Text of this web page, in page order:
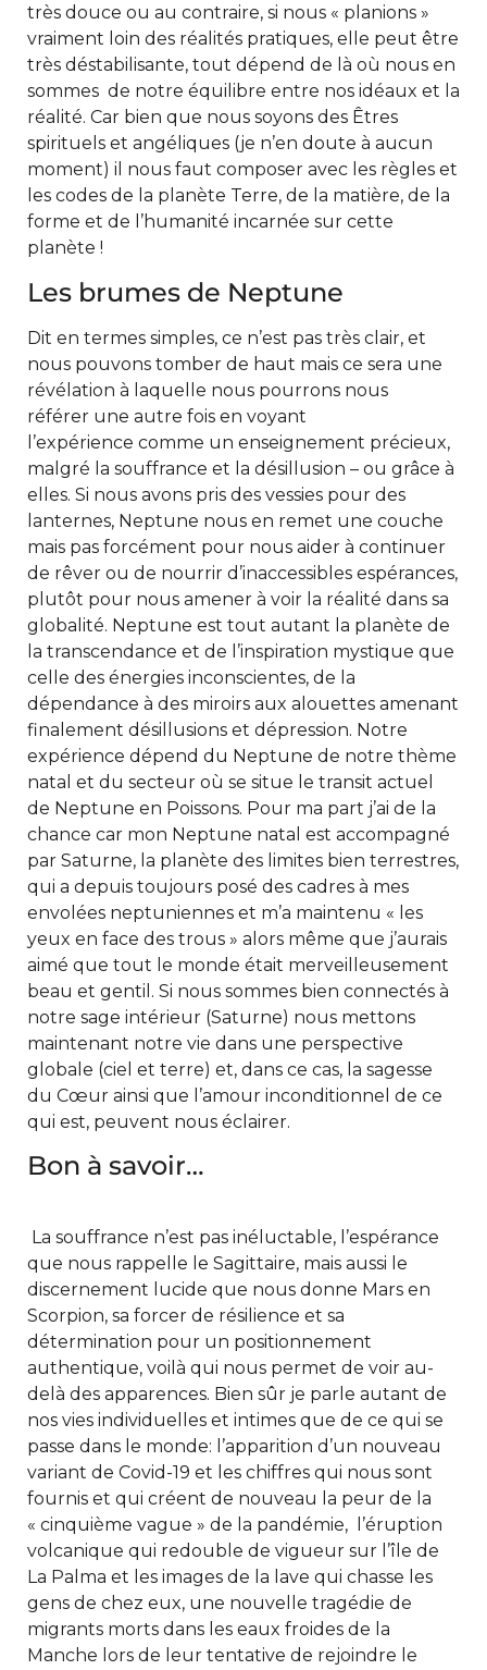
très douce ou au contraire, si nous « planions »
vraiment loin des réalités pratiques, elle peut être
très déstabilisante, tout dépend de là où nous en
sommes de notre équilibre entre nos idéaux et la
réalité. Car bien que nous soyons des Êtres
spirituels et angéliques (je n’en doute à aucun
moment) il nous faut composer avec les règles et
les codes de la planète Terre, de la matière, de la
forme et de l’humanité incarnée sur cette
planète !
Les brumes de Neptune
Dit en termes simples, ce n’est pas très clair, et
nous pouvons tomber de haut mais ce sera une
révélation à laquelle nous pourrons nous
référer une autre fois en voyant
l’expérience comme un enseignement précieux,
malgré la souffrance et la désillusion – ou grâce à
elles. Si nous avons pris des vessies pour des
lanternes, Neptune nous en remet une couche
mais pas forcément pour nous aider à continuer
de rêver ou de nourrir d’inaccessibles espérances,
plutôt pour nous amener à voir la réalité dans sa
globalité. Neptune est tout autant la planète de
la transcendance et de l’inspiration mystique que
celle des énergies inconscientes, de la
dépendance à des miroirs aux alouettes amenant
finalement désillusions et dépression. Notre
expérience dépend du Neptune de notre thème
natal et du secteur où se situe le transit actuel
de Neptune en Poissons. Pour ma part j’ai de la
chance car mon Neptune natal est accompagné
par Saturne, la planète des limites bien terrestres,
qui a depuis toujours posé des cadres à mes
envolées neptuniennes et m’a maintenu « les
yeux en face des trous » alors même que j’aurais
aimé que tout le monde était merveilleusement
beau et gentil. Si nous sommes bien connectés à
notre sage intérieur (Saturne) nous mettons
maintenant notre vie dans une perspective
globale (ciel et terre) et, dans ce cas, la sagesse
du Cœur ainsi que l’amour inconditionnel de ce
qui est, peuvent nous éclairer.
Bon à savoir…
La souffrance n’est pas inéluctable, l’espérance
que nous rappelle le Sagittaire, mais aussi le
discernement lucide que nous donne Mars en
Scorpion, sa forcer de résilience et sa
détermination pour un positionnement
authentique, voilà qui nous permet de voir au-
delà des apparences. Bien sûr je parle autant de
nos vies individuelles et intimes que de ce qui se
passe dans le monde: l’apparition d’un nouveau
variant de Covid-19 et les chiffres qui nous sont
fournis et qui créent de nouveau la peur de la
« cinquième vague » de la pandémie, l’éruption
volcanique qui redouble de vigueur sur l’île de
La Palma et les images de la lave qui chasse les
gens de chez eux, une nouvelle tragédie de
migrants morts dans les eaux froides de la
Manche lors de leur tentative de rejoindre le